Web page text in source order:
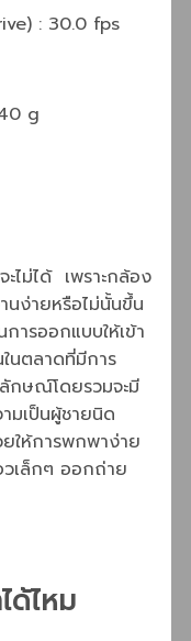
: 30.0 fps
g
ไม่ได้ เพราะกล้อง
นง่ายหรือไม่นั้นขึ้น
ารออกแบบให้เข้า
นตลาดที่มีการ
กษณ์โดยรวมจะมี
มเป็นผู้ชายนิด
ให้การพกพาง่าย
วเล็กๆ ออกถ่าย
ด้ไหม